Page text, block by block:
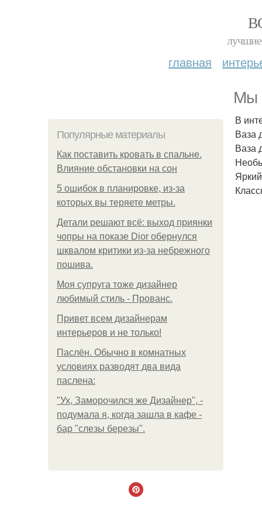
лучшие
главная
Мы
Популярные материалы
Как поставить кровать в спальне.
Влияние обстановки на сон
5 ошибок в планировке, из-за
которых вы теряете метры.
Детали решают всё: выход приянки
чопры на показе Dior обернулся
шквалом критики из-за небрежного
пошива.
Моя супруга тоже дизайнер
любимый стиль - Прованс.
Привет всем дизайнерам
интерьеров и не только!
Паслён. Обычно в комнатных
условиях разводят два вида
паслена:
"Ух, Заморочился же Дизайнер", -
подумала я, когда зашла в кафе -
бар "слезы березы".
В
Ваза
Ваза